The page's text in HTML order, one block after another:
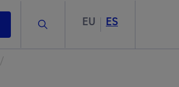
Buscar EU ES
/